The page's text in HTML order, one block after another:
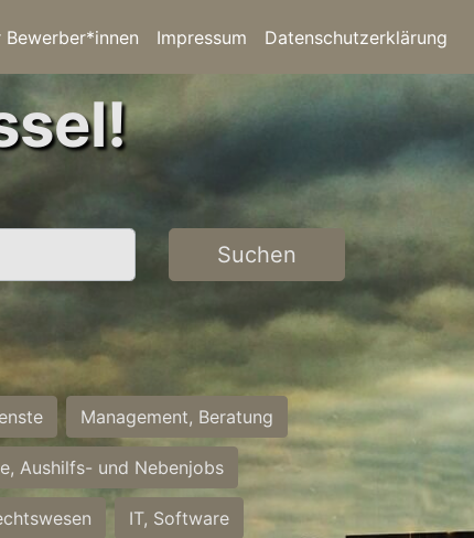
Bewerber*innen Impressum Datenschutzerklärung
Suchen
Management, Beratung
Aushilfs- und Nebenjobs
IT, Software